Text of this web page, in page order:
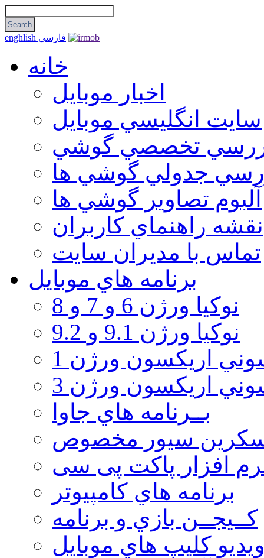
enghlish فارسی
خانه
اخبار موبایل
سايت انگليسي موبايل
تخصصي گوشي
جدولي گوشي ها
آلبوم تصاوير گوشي ها
نقشه راهنماي كاربران
تماس با مديران سايت
برنامه هاي موبايل
نوکیا ورژن 6 و 7 و 8
نوکیا ورژن 9.1 و 9.2
اريكسون ورژن 1
اريكسون ورژن 3
بــرنامه هاي جاوا
سيور مخصوص
افزار پاکت پی سی
برنامه هاي كامپيوتر
كــيجــن بازي و برنامه
كليپ هاي موبايل